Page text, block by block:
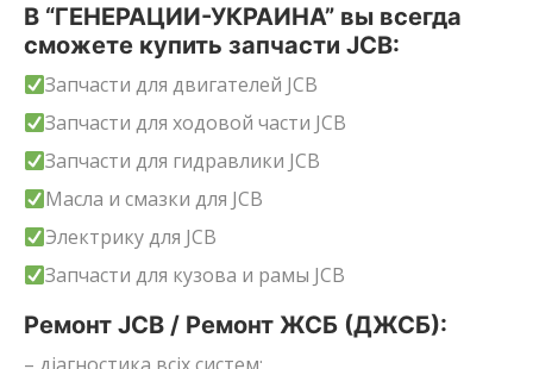
В “ГЕНЕРАЦИИ-УКРАИНА” вы всегда
сможете купить запчасти JCB:
Запчасти для двигателей JCB
Запчасти для ходовой части JCB
Запчасти для гидравлики JCB
Масла и смазки для JCB
Электрику для JCB
Запчасти для кузова и рамы JCB
Ремонт JCB / Ремонт ЖСБ (ДЖСБ):